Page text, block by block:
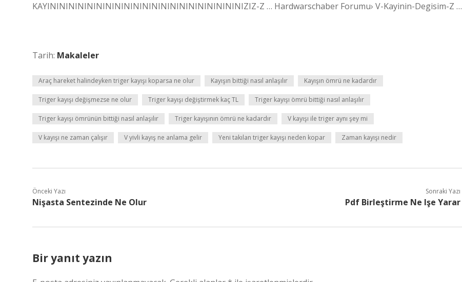
KAYINININININININININININININININININININININIZIZ-Z … Hardwarschaber Forumu› V-Kayinin-Degisim-Z …
Tarih: Makaleler
Araç hareket halindeyken triger kayışı koparsa ne olur Kayışın bittiği nasıl anlaşılır Kayışın ömrü ne kadardır
Triger kayışı değişmezse ne olur Triger kayışı değiştirmek kaç TL Triger kayışı ömrü bittiği nasıl anlaşılır
Triger kayışı ömrünün bittiği nasıl anlaşılır Triger kayışının ömrü ne kadardır V kayışı ile triger aynı şey mi
V kayışı ne zaman çalışır V yivli kayış ne anlama gelir Yeni takılan triger kayışı neden kopar Zaman kayışı nedir
Önceki Yazı
Nişasta Sentezinde Ne Olur
Sonraki Yazı
Pdf Birleştirme Ne Işe Yarar
Bir yanıt yazın